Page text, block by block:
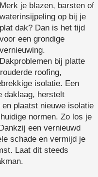
Merk je blazen, barsten of
waterinsijpeling op bij je
plat dak? Dan is het tijd
voor een grondige
vernieuwing.
Dakproblemen bij platte
roofing,
isolatie. Een
daklaag, herstelt
plaatst nieuwe isolatie
normen. Zo los je
een vernieuwd
schade en vermijd je
Laat dit steeds